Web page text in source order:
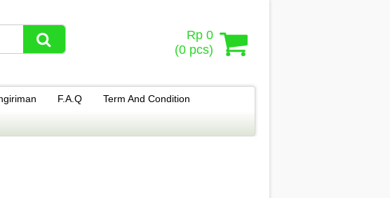
Rp 0
(0 pcs)
F.A.Q Term And Condition